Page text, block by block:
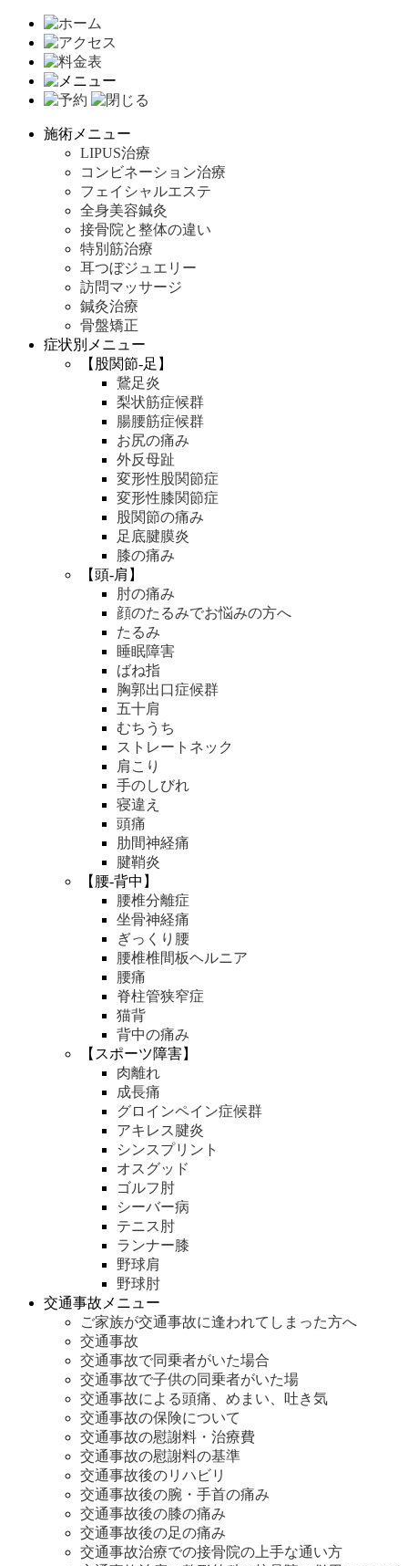
施術メニュー
LIPUS治療
コンビネーション治療
フェイシャルエステ
全身美容鍼灸
接骨院と整体の違い
特別筋治療
耳つぼジュエリー
訪問マッサージ
鍼灸治療
骨盤矯正
症状別メニュー
【股関節-足】
鵞足炎
梨状筋症候群
腸腰筋症候群
お尻の痛み
外反母趾
変形性股関節症
変形性膝関節症
股関節の痛み
足底腱膜炎
膝の痛み
【頭-肩】
肘の痛み
顔のたるみでお悩みの方へ
たるみ
睡眠障害
ばね指
胸郭出口症候群
五十肩
むちうち
ストレートネック
肩こり
手のしびれ
寝違え
頭痛
肋間神経痛
腱鞘炎
【腰-背中】
腰椎分離症
坐骨神経痛
ぎっくり腰
腰椎椎間板ヘルニア
腰痛
脊柱管狭窄症
猫背
背中の痛み
【スポーツ障害】
肉離れ
成長痛
グロインペイン症候群
アキレス腱炎
シンスプリント
オスグッド
ゴルフ肘
シーバー病
テニス肘
ランナー膝
野球肩
野球肘
交通事故メニュー
ご家族が交通事故に逢われてしまった方へ
交通事故
交通事故で同乗者がいた場合
交通事故で子供の同乗者がいた場
交通事故による頭痛、めまい、吐き気
交通事故の保険について
交通事故の慰謝料・治療費
交通事故の慰謝料の基準
交通事故後のリハビリ
交通事故後の腕・手首の痛み
交通事故後の膝の痛み
交通事故後の足の痛み
交通事故治療での接骨院の上手な通い方